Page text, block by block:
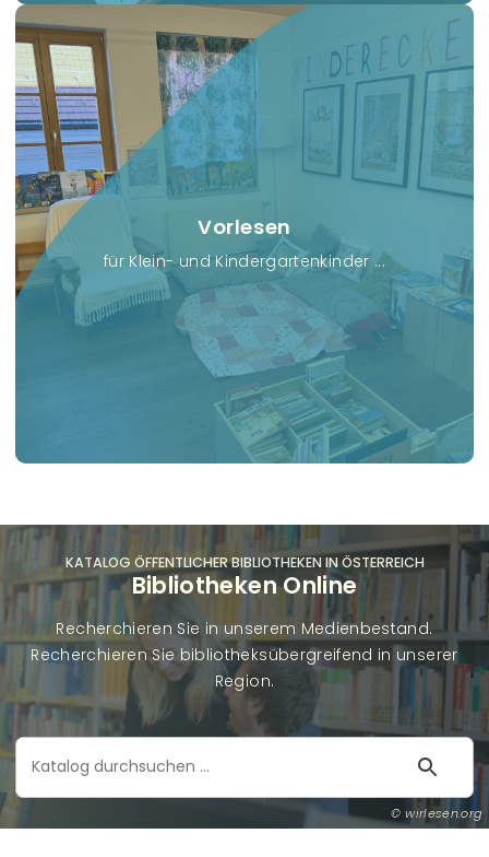
Vorlesen
für Klein- und Kindergartenkinder ...
wirlesen.org
KATALOG ÖFFENTLICHER BIBLIOTHEKEN IN ÖSTERREICH
Bibliotheken Online
Recherchieren Sie in unserem Medienbestand.
Recherchieren Sie bibliotheksübergreifend in unserer
Region.
Katalog
durchsuchen